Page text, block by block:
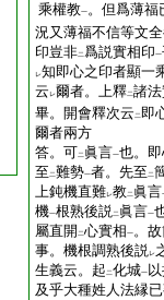
乘權教一。但爲薄福
況又薄福不信等文全
印豈非二爲説實相印一
レ知即心之印者顯一
云 レ爾者。上釋二諸
畢。開會釋次云 二 即
爾者兩方
答。可二 眞言一也。
至 二難勢一者。先至 二
上鈍機直難レ教二 眞言
機一根熟後説二 眞言一
屬直開 二心實相一。
事。機根調熟後説レ
生義云。起 二化城一
及乎大種姓人法縁